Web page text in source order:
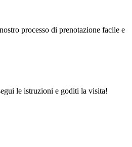
processo di prenotazione facile e
le istruzioni e goditi la visita!